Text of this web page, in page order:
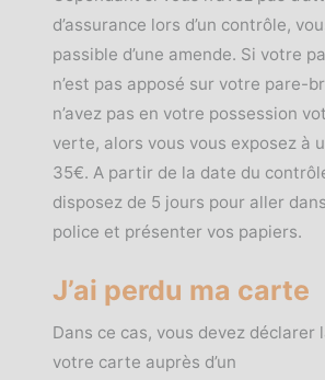
d’assurance lors d’un contrôle,
passible d’une amende. Si votre
n’est pas apposé sur votre pare-
n’avez pas en votre possession
verte, alors vous vous exposez à
35€. A partir de la date du
disposez de 5 jours pour aller
police et présenter vos papiers.
J’ai perdu ma carte
Dans ce cas, vous devez déclarer
votre carte auprès d’un